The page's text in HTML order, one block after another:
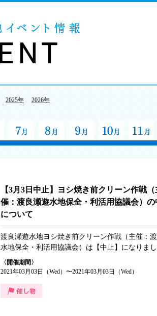
2025年 2026年
【3月3日中止】ヨシ焼き前クリーン作戦（
催：渡良瀬遊水地保全・利活用協議会）の
について
渡良瀬遊水地ヨシ焼き前クリーン作戦（主催：
水地保全・利活用協議会）は【中止】になりま
和3年3月3日（水曜日）に渡良瀬遊水地保全・利
議会の主催で実施を予定していました「令和2年
ロナウイルスの感染予防及び拡大防止の観点から
〈開催期間〉
2021年03月03日（Wed）〜2021年03月03日（Wed）